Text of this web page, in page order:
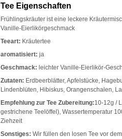
Tee Eigenschaften
Frühlingskräuter ist eine leckere
Vanille-Eierlikörgeschmack
Teeart: Kräutertee
aromatisiert: ja
Geschmack: leichter Vanille-Eierlikör-
Zutaten: Erdbeerblätter, Apfelstücke,
Lindenblüten, Hibiskus, Orangenschalen,
Empfehlung zur Tee Zubereitung:10-12g /
gestrichene Teelöffel), Wassertemperatur
Ziehzeit
Sonstiges: Wir füllen den losen Tee vor